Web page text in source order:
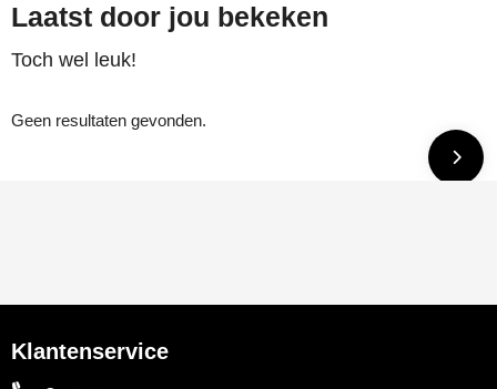
Laatst door jou bekeken
Toch wel leuk!
Geen resultaten gevonden.
Klantenservice